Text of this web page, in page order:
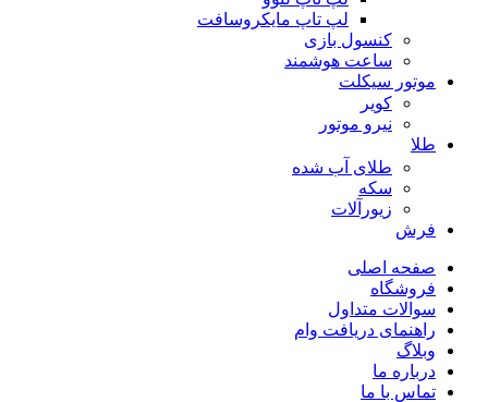
لپ تاپ مایکروسافت
کنسول بازی
ساعت هوشمند
موتور سیکلت
کویر
نیرو موتور
طلا
طلای آب شده
سکه
زیورآلات
فرش
صفحه اصلی
فروشگاه
سوالات متداول
راهنمای دریافت وام
وبلاگ
درباره ما
تماس با ما